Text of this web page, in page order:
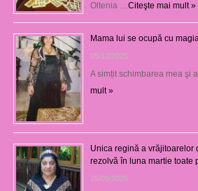
Oltenia …Citeşte mai mult »
Mama lui se ocupă cu
05/12/2025
A simțit schimbarea mea şi
mult »
Unica regină a vrăjitoarelor
rezolvă în luna martie toate
25/09/2025